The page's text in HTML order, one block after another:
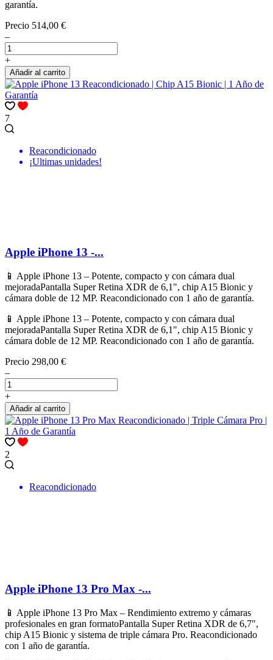
garantía.
Precio 514,00 €
–
+
Añadir al carrito
7
Reacondicionado
¡Ultimas unidades!
Apple iPhone 13 -...
📱 Apple iPhone 13 – Potente, compacto y con cámara dual
mejoradaPantalla Super Retina XDR de 6,1", chip A15 Bionic y
cámara doble de 12 MP. Reacondicionado con 1 año de garantía.
📱 Apple iPhone 13 – Potente, compacto y con cámara dual
mejoradaPantalla Super Retina XDR de 6,1", chip A15 Bionic y
cámara doble de 12 MP. Reacondicionado con 1 año de garantía.
Precio 298,00 €
–
+
Añadir al carrito
2
Reacondicionado
Apple iPhone 13 Pro Max -...
📱 Apple iPhone 13 Pro Max – Rendimiento extremo y cámaras
profesionales en gran formatoPantalla Super Retina XDR de 6,7",
chip A15 Bionic y sistema de triple cámara Pro. Reacondicionado
con 1 año de garantía.